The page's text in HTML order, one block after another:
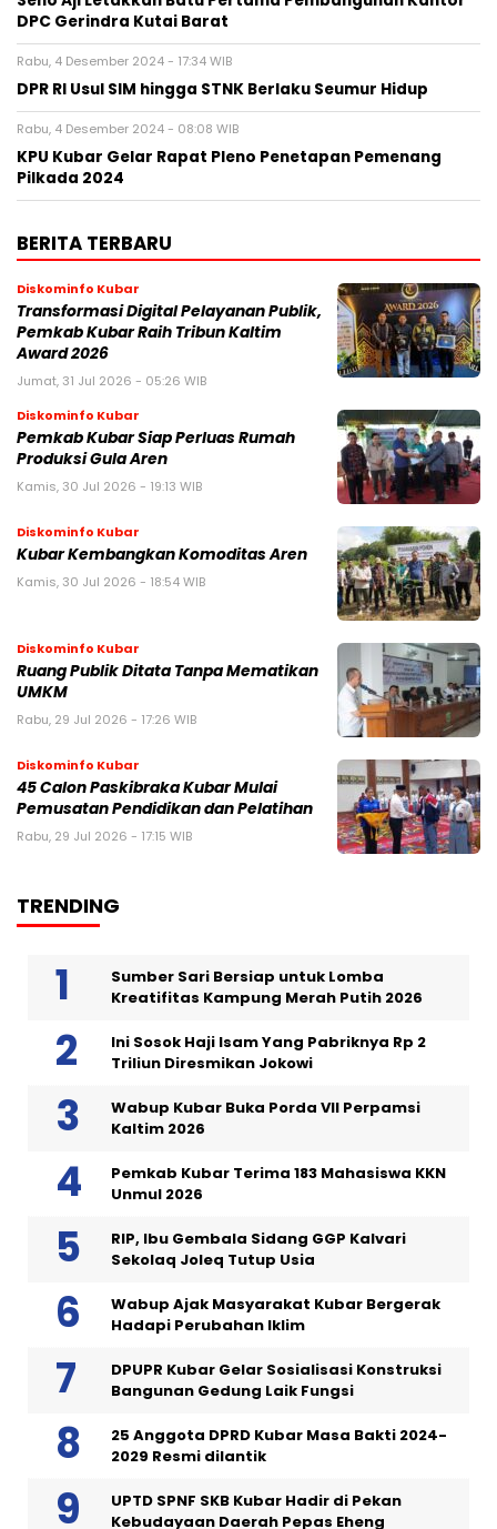
DPC Gerindra Kutai Barat
Rabu, 4 Desember 2024 - 17:34 WIB
DPR RI Usul SIM hingga STNK Berlaku Seumur Hidup
Rabu, 4 Desember 2024 - 08:08 WIB
KPU Kubar Gelar Rapat Pleno Penetapan Pemenang
Pilkada 2024
BERITA TERBARU
Diskominfo Kubar
Transformasi Digital Pelayanan Publik,
Pemkab Kubar Raih Tribun Kaltim
Award 2026
Jumat, 31 Jul 2026 - 05:26 WIB
Diskominfo Kubar
Pemkab Kubar Siap Perluas Rumah
Produksi Gula Aren
Kamis, 30 Jul 2026 - 19:13 WIB
Diskominfo Kubar
Kubar Kembangkan Komoditas Aren
Kamis, 30 Jul 2026 - 18:54 WIB
Diskominfo Kubar
Ruang Publik Ditata Tanpa Mematikan
UMKM
Rabu, 29 Jul 2026 - 17:26 WIB
Diskominfo Kubar
45 Calon Paskibraka Kubar Mulai
Pemusatan Pendidikan dan Pelatihan
Rabu, 29 Jul 2026 - 17:15 WIB
TRENDING
Sumber Sari Bersiap untuk Lomba
Kreatifitas Kampung Merah Putih 2026
Ini Sosok Haji Isam Yang Pabriknya Rp 2
Triliun Diresmikan Jokowi
Wabup Kubar Buka Porda VII Perpamsi
Kaltim 2026
Pemkab Kubar Terima 183 Mahasiswa KKN
Unmul 2026
RIP, Ibu Gembala Sidang GGP Kalvari
Sekolaq Joleq Tutup Usia
Wabup Ajak Masyarakat Kubar Bergerak
Hadapi Perubahan Iklim
DPUPR Kubar Gelar Sosialisasi Konstruksi
Bangunan Gedung Laik Fungsi
25 Anggota DPRD Kubar Masa Bakti 2024-
2029 Resmi dilantik
UPTD SPNF SKB Kubar Hadir di Pekan
Kebudayaan Daerah Pepas Eheng